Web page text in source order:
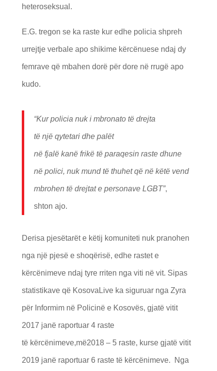
heteroseksual.
E.G. tregon se ka raste kur edhe policia shpreh
urrejtje verbale apo shikime kërcënuese ndaj dy
femrave që mbahen dorë për dore në rrugë apo
kudo.
“Kur policia nuk i mbronato të drejta
të një qytetari dhe palët
në fjalë kanë frikë të paraqesin raste dhune
në polici, nuk mund të thuhet që në këtë vend
mbrohen të drejtat e personave LGBT”,
shton ajo.
Derisa pjesëtarët e këtij komuniteti nuk pranohen
nga një pjesë e shoqërisë, edhe rastet e
kërcënimeve ndaj tyre rriten nga viti në vit. Sipas
statistikave që KosovaLive ka siguruar nga Zyra
për Informim në Policinë e Kosovës, gjatë vitit
2017 janë raportuar 4 raste
të kërcënimeve,më2018 – 5 raste, kurse gjatë vitit
2019 janë raportuar 6 raste të kërcënimeve. Nga